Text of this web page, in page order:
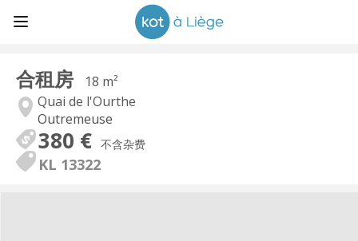
合租房
18 m²
Quai de l'Ourthe
Outremeuse
380 € 不含杂费
KL 13322